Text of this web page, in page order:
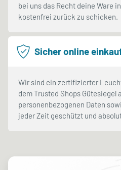
bei uns das Recht deine Ware
kostenfrei zurück zu schicken.
Sicher online
Wir sind ein zertifizierter
dem Trusted Shops
personenbezogenen Daten
jeder Zeit geschützt und